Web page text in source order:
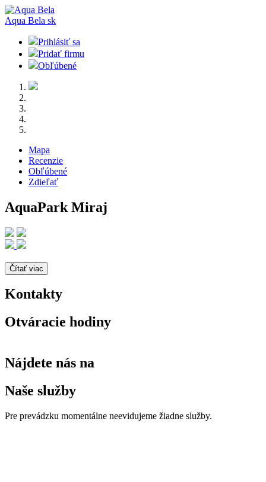
Aqua Bela sk
Prihlásiť sa
Pridať firmu
Obľúbené
Mapa
Recenzie
Obľúbené
Zdieľať
AquaPark Miraj
Čítať viac
Kontakty
Otváracie hodiny
Nájdete nás na
Naše služby
Pre prevádzku momentálne neevidujeme žiadne služby.